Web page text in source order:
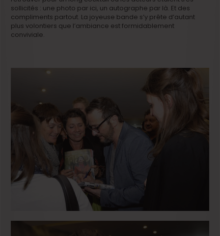
sollicités : une photo par ici, un autographe par là. Et des
compliments partout. La joyeuse bande s’y prête d’autant
plus volontiers que l’ambiance est formidablement
conviviale.